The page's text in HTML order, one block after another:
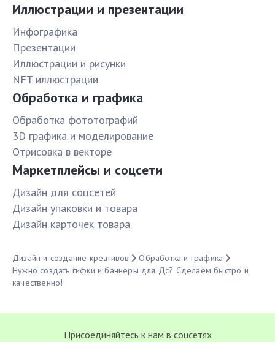
Иллюстрации и презентации
Инфографика
Презентации
Иллюстрации и рисунки
NFT иллюстрации
Обработка и графика
Обработка фототографий
3D графика и моделирование
Отрисовка в векторе
Маркетплейсы и соцсети
Дизайн для соцсетей
Дизайн упаковки и товара
Дизайн карточек товара
Дизайн и создание креативов
Обработка и графика
Нужно создать гифки и баннеры для Дс? Сделаем быстро и
качественно!
Присоединяйтесь к нам в соцсетях